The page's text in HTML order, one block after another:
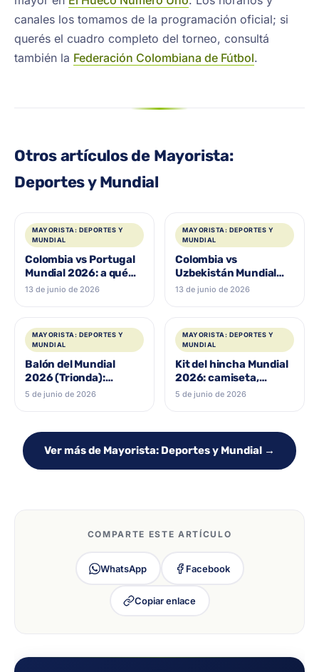
canales los tomamos de la programación oficial; si
querés el cuadro completo del torneo, consultá
también la Federación Colombiana de Fútbol.
Otros artículos de Mayorista:
Deportes y Mundial
MAYORISTA: DEPORTES Y
MUNDIAL
Colombia vs Portugal
Mundial 2026: a qué
hora juega, dónde
13 de junio de 2026
MAYORISTA: DEPORTES Y
MUNDIAL
Colombia vs
Uzbekistán Mundial
2026: a qué hora
13 de junio de 2026
MAYORISTA: DEPORTES Y
MUNDIAL
Balón del Mundial
2026 (Trionda):
réplicas, minibalón y la
5 de junio de 2026
MAYORISTA: DEPORTES Y
MUNDIAL
Kit del hincha Mundial
2026: camiseta,
banderas y accesorios
5 de junio de 2026
Ver más de Mayorista: Deportes y Mundial →
COMPARTE ESTE ARTÍCULO
WhatsApp Facebook
Copiar enlace